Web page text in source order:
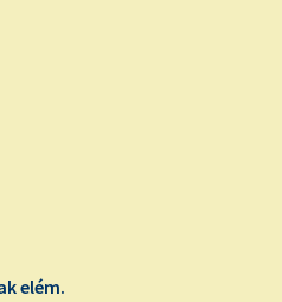
elém.